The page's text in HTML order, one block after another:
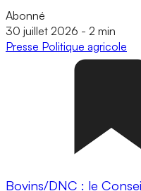
Abonné
30 juillet 2026 - 2 min
Presse Politique agricole
Bovins/DNC : le